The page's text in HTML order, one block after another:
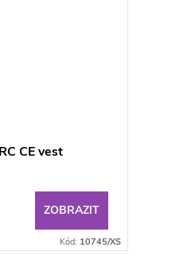
CE vest
ZOBRAZIT
Kód: 10745/XS